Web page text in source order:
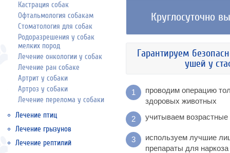
Кастрация собак
Офтальмология собакам
Стоматология для собак
Родоразрешения у собак
мелких пород
Лечение онкологии у собак
Лечение ран собаке
Артрит у собаки
Артроз у собаки
Лечение перелома у собаки
Лечение птиц
Лечение грызунов
Лечение рептилий
Круглосуточно
Гарантируем
ушей у
1
проводим операцию
здоровых животных
2 учитываем возрастные
3
используем лучшие
препараты для наркоза